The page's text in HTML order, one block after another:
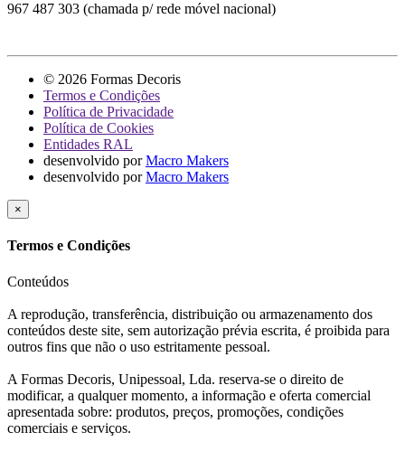
967 487 303 (chamada p/ rede móvel nacional)
© 2026 Formas Decoris
Termos e Condições
Política de Privacidade
Política de Cookies
Entidades RAL
desenvolvido porMacro Makers
desenvolvido porMacro Makers
×
Termos e Condições
Conteúdos
A reprodução, transferência, distribuição ou armazenamento dos
conteúdos deste site, sem autorização prévia escrita, é proibida para
outros fins que não o uso estritamente pessoal.
A Formas Decoris, Unipessoal, Lda. reserva-se o direito de
modificar, a qualquer momento, a informação e oferta comercial
apresentada sobre: produtos, preços, promoções, condições
comerciais e serviços.